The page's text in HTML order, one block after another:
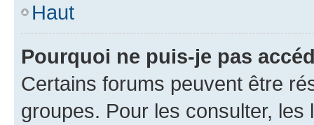
Haut
Pourquoi ne puis-je pas
Certains forums peuvent être
groupes. Pour les consulter,